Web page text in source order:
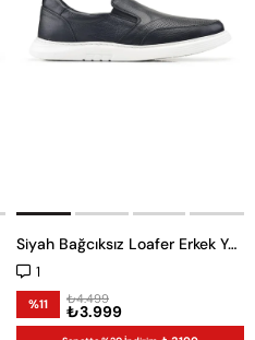
Siyah Bağcıksız Loafer Erkek Yazlık Ayakkabı
1
%11 ₺3.999
₺4.499